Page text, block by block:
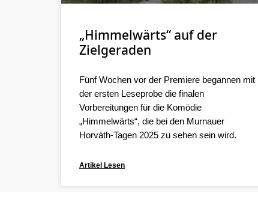
„Himmelwärts“ auf der
Zielgeraden
Fünf Wochen vor der Premiere begannen mit
der ersten Leseprobe die finalen
Vorbereitungen für die Komödie
„Himmelwärts“, die bei den Murnauer
Horváth-Tagen 2025 zu sehen sein wird.
Artikel Lesen